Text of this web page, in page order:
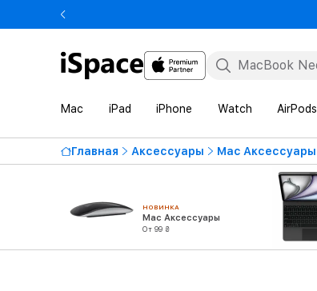
Mac iPad iPhone Watch AirPods
Главная Аксессуары Mac Аксессуары
НОВИНКА
Mac Аксессуары
От 99 ₴